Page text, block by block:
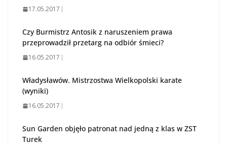
17.05.2017
Czy Burmistrz Antosik z naruszeniem prawa
przeprowadził przetarg na odbiór śmieci?
16.05.2017
Władysławów. Mistrzostwa Wielkopolski karate
(wyniki)
16.05.2017
Sun Garden objęło patronat nad jedną z klas w ZST
Turek